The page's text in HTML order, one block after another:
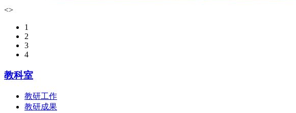
<>
1
2
3
4
教科室
教研工作
教研成果